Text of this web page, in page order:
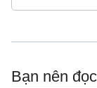
Bạn nên đọc